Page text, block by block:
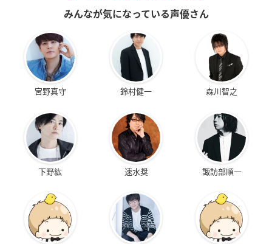
みんなが気になっている声優さん
宮野真守 鈴村健一 森川智之
下野紘 速水奨 諏訪部順一